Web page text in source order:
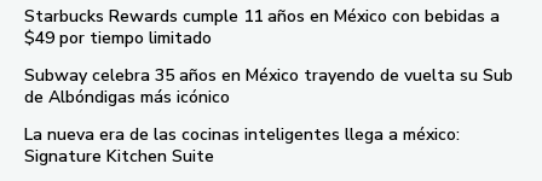
Starbucks Rewards cumple 11 años en México con bebidas a
$49 por tiempo limitado
Subway celebra 35 años en México trayendo de vuelta su Sub
de Albóndigas más icónico
La nueva era de las cocinas inteligentes llega a méxico:
Signature Kitchen Suite